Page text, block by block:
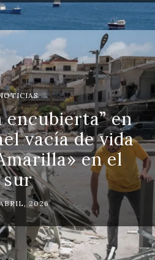
encubierta” en
vacía de vida
en el
sur
2026